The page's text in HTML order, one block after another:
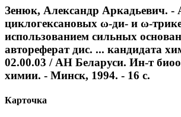
Зенюк, Александр Аркадьевич. -
циклогексановых ω-ди- и ω-
использованием сильных
автореферат дис. ... кандидата
02.00.03 / АН Беларуси. Ин-т
химии. - Минск, 1994. - 16 с.
Карточка